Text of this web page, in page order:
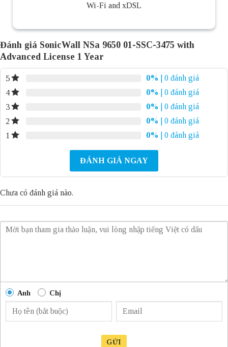
Wi-Fi and xDSL
Đánh giá SonicWall NSa 9650 01-SSC-3475 with
Advanced License 1 Year
5 0%
| 0 đánh giá
4
0%
| 0 đánh giá
3
0%
| 0 đánh giá
2
0%
| 0 đánh giá
1
0% | 0 đánh giá
ĐÁNH GIÁ NGAY
Chưa có đánh giá nào.
Anh Chị
GỬI